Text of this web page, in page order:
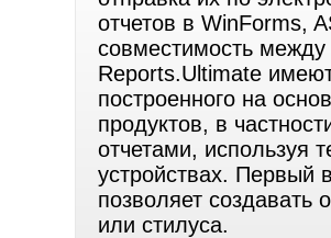
отчетов в WinForms,
совместимость
Reports.Ultimate
построенного на
продуктов, в
отчетами, используя
устройствах. Первый
позволяет создавать
или стилуса.